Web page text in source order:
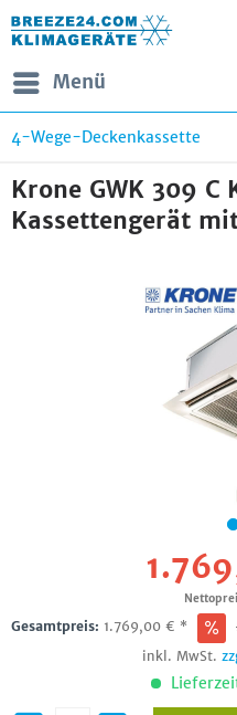
Menü
4-Wege-Deckenkassette
Krone GWK 309
Kassettengerät
Gesamtpreis: 1.769,00 € *
inkl. MwSt.